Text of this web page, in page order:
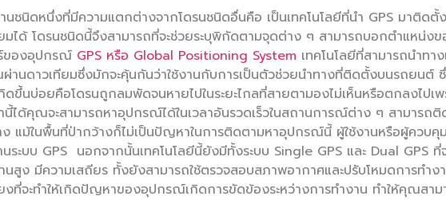
ชนิดหนึ่งที่มีความแตกต่างจากโดรนชนิดอื่นคือ เป็นเทคโนโลยีที่นำ GPS มาติดตั้
ได้ โดรนชนิดนี้จึงสามารถที่จะช่วยระบุพิกัดตามจุดต่าง ๆ สามารถบอกตำแหน่
ของอุปกรณ์ GPS หรือ Global Positioning System เทคโนโลยีที่สามารถนำท
ดาวเทียมซึ่งมักจะคุ้นกันว่าใช้งานกับการเป็นตัวช่วยนำทางที่ติดตั้งบนรถยนต์ ซึ่
ขึ้นบ่อยคือโดรนถูกลมพัดจนหายไปในระยะไกลที่สายตามองไม่เห็นหรือตกลงไป
ได้คุณจะสามารถหาอุปกรณ์ได้ในเวลาอันรวดเร็วในสถานการณ์ต่าง ๆ สามารถติ
ง แม้ในพื้นที่ป่ากว้างก็ไม่เป็นปัญหาในการติดตามหาอุปกรณ์นี้ ผู้ใช้งานหรือผู้คว
ระบบ GPS นอกจากนั้นเทคโนโลยีนี้ยังมีทั้งระบบ Single GPS และ Dual GPS ที่
นสูง มีความเสถียร ทั้งยังสามารถใช้ตรวจสอบสภาพอากาศและปรับโหมดการทำง
งที่จะทำให้เกิดปัญหาของอุปกรณ์เกิดการขัดข้องระหว่างการทำงาน ทำให้คุณสาม